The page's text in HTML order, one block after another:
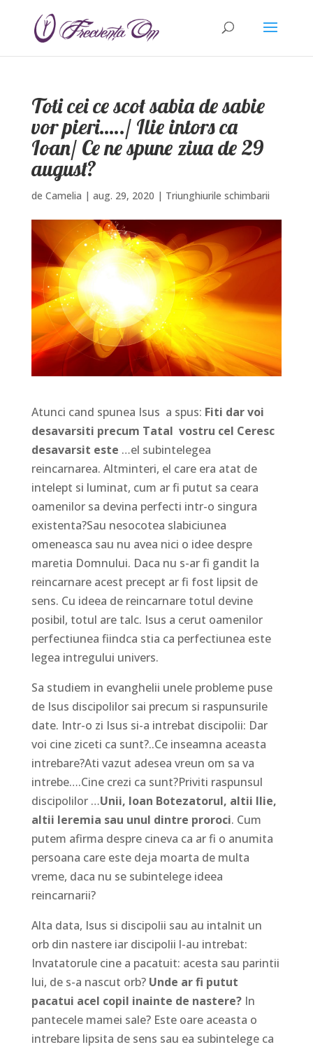
Toti cei ce scot sabia de sabie
vor pieri…../ Ilie intors ca
Ioan/ Ce ne spune ziua de 29
august?
de Camelia | aug. 29, 2020 | Triunghiurile schimbarii
Atunci cand spunea Isus a spus: Fiti dar voi
desavarsiti precum Tatal vostru cel Ceresc
desavarsit este …el subintelegea
reincarnarea. Altminteri, el care era atat de
intelept si luminat, cum ar fi putut sa ceara
oamenilor sa devina perfecti intr-o singura
existenta?Sau nesocotea slabiciunea
omeneasca sau nu avea nici o idee despre
maretia Domnului. Daca nu s-ar fi gandit la
reincarnare acest precept ar fi fost lipsit de
sens. Cu ideea de reincarnare totul devine
posibil, totul are talc. Isus a cerut oamenilor
perfectiunea fiindca stia ca perfectiunea este
legea intregului univers.
Sa studiem in evanghelii unele probleme puse
de Isus discipolilor sai precum si raspunsurile
date. Intr-o zi Isus si-a intrebat discipolii: Dar
voi cine ziceti ca sunt?..Ce inseamna aceasta
intrebare?Ati vazut adesea vreun om sa va
intrebe….Cine crezi ca sunt?Priviti raspunsul
discipolilor …Unii, Ioan Botezatorul, altii Ilie,
altii Ieremia sau unul dintre proroci. Cum
putem afirma despre cineva ca ar fi o anumita
persoana care este deja moarta de multa
vreme, daca nu se subintelege ideea
reincarnarii?
Alta data, Isus si discipolii sau au intalnit un
orb din nastere iar discipolii l-au intrebat:
Invatatorule cine a pacatuit: acesta sau parintii
lui, de s-a nascut orb? Unde ar fi putut
pacatui acel copil inainte de nastere?In
pantecele mamei sale? Este oare aceasta o
intrebare lipsita de sens sau ea subintelege ca